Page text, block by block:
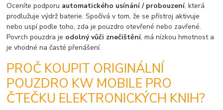
Oceníte podporu automatického usínání / probouzení, která
prodlužuje výdrž baterie. Spočívá v tom, že se přístroj aktivuje
nebo uspí podle toho, zda je pouzdro otevřené nebo zavřené.
Povrch pouzdra je odolný vůči znečištění, má nízkou hmotnost a
je vhodné na časté přenášení.
PROČ KOUPIT ORIGINÁLNÍ
POUZDRO KW MOBILE PRO
ČTEČKU ELEKTRONICKÝCH KNIH?